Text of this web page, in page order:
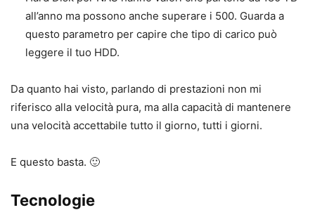
all’anno ma possono anche superare i 500. Guarda a
questo parametro per capire che tipo di carico può
leggere il tuo HDD.
Da quanto hai visto, parlando di prestazioni non mi
riferisco alla velocità pura, ma alla capacità di mantenere
una velocità accettabile tutto il giorno, tutti i giorni.
E questo basta. 🙂
Tecnologie